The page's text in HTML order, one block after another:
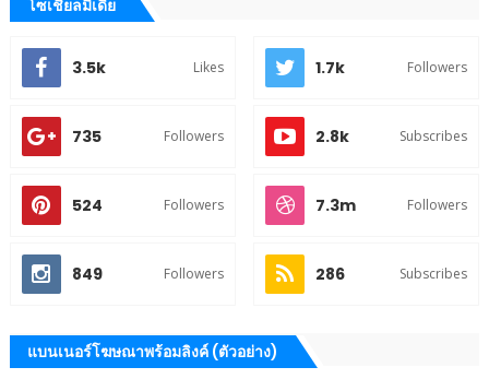
โซเชียลมีเดีย
3.5k Likes 1.7k Followers
735 Followers 2.8k Subscribes
524 Followers 7.3m Followers
849 Followers 286 Subscribes
แบนเนอร์โฆษณาพร้อมลิงค์ (ตัวอย่าง)